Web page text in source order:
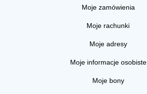
Moje zamówienia
Moje rachunki
Moje adresy
Moje informacje osobiste
Moje bony